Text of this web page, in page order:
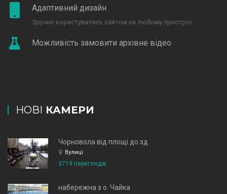
Адаптивний дизайн
Зручно користуватись сайтом на любому пристрої.
Можливість замовити архівне відео
НОВІ КАМЕРИ
Чорновола від площі до зд
Вулиці
3719 переглядів
набережна з о. Чайка